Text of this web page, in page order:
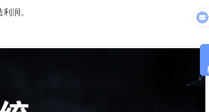
润。